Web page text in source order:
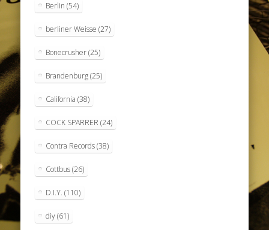
Berlin (54)
berliner Weisse (27)
Bonecrusher(25)
Brandenburg(25)
California (38)
COCK SPARRER (24)
Contra Records(38)
Cottbus(26)
D.I.Y. (110)
diy(61)